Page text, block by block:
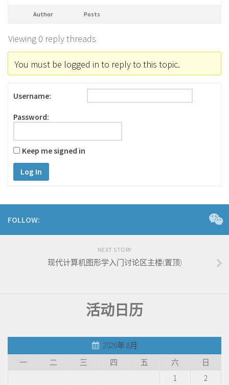
Author Posts
Viewing 0 reply threads
You must be logged in to reply to this topic.
Username:
Password:
Keep me signed in
Log In
FOLLOW:
NEXT STORY
现代计算机图形学入门讨论区主楼(置顶)
活动日历
2026年 8月
一
二 三 四 五 六
日
1
2